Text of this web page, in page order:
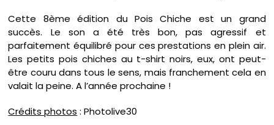
Cette 8ème édition du Pois Chiche est un grand
succès. Le son a été très bon, pas agressif et
parfaitement équilibré pour ces prestations en plein air.
Les petits pois chiches au t-shirt noirs, eux, ont peut-
être couru dans tous le sens, mais franchement cela en
valait la peine. A l’année prochaine !
Crédits photos : Photolive30